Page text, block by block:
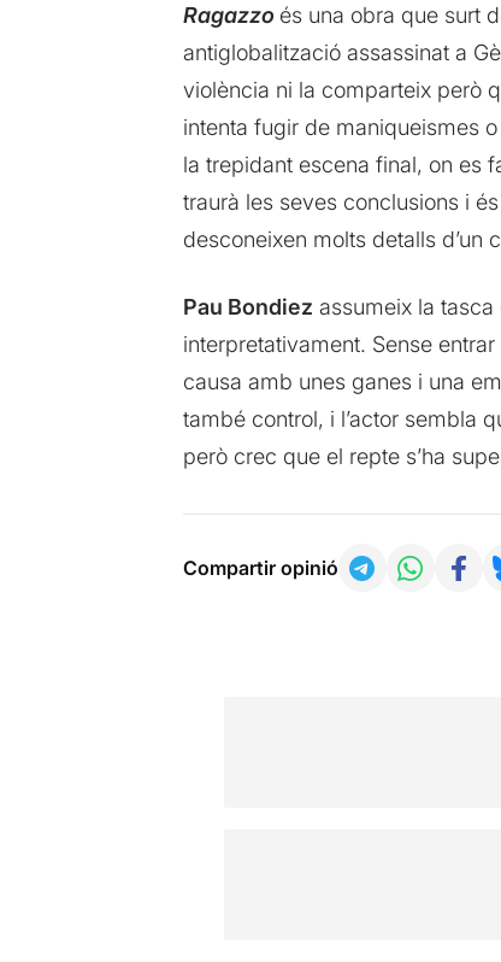
Ragazzo és una obra que surt
antiglobalització assassinat a
violència ni la comparteix però
intenta fugir de maniqueismes
la trepidant escena final, on es
traurà les seves conclusions i
desconeixen molts detalls d’un
Pau Bondiez assumeix la
interpretativament. Sense
causa amb unes ganes i una
també control, i l’actor sembla
però crec que el repte s’ha
Compartir opinió